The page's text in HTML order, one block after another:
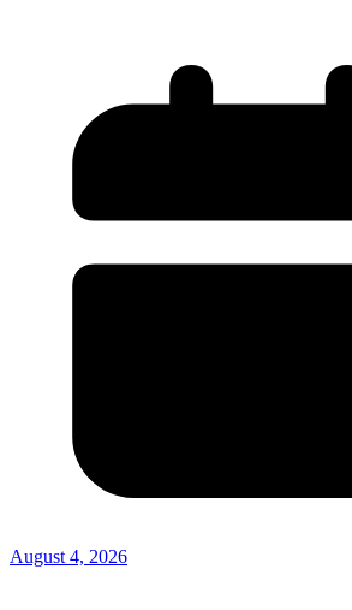
August 4, 2026